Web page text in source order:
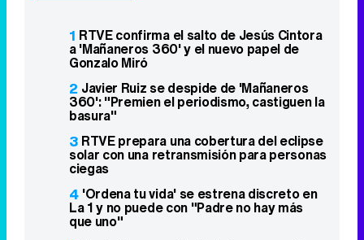
1 RTVE confirma el salto de Jesús Cintora
a 'Mañaneros 360' y el nuevo papel de
Gonzalo Miró
2 Javier Ruiz se despide de 'Mañaneros
360': "Premien el periodismo, castiguen la
basura"
3 RTVE prepara una cobertura del eclipse
solar con una retransmisión para personas
ciegas
4 'Ordena tu vida' se estrena discreto en
La 1 y no puede con "Padre no hay más
que uno"